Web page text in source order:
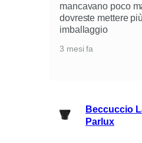
mancavano poco
dovreste mettere
imballaggio
3 mesi fa
Beccuccio
Parlux